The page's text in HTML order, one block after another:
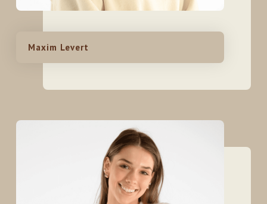
Maxim Levert